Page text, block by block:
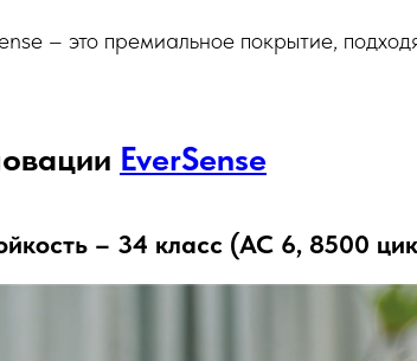
– это премиальное покрытие,
EverSense
– 34 класс (АС 6, 8500